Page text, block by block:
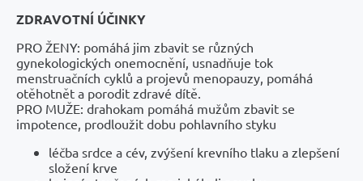
ZDRAVOTNÍ ÚČINKY
PRO ŽENY: pomáhá jim zbavit se různých
gynekologických onemocnění, usnadňuje tok
menstruačních cyklů a projevů menopauzy, pomáhá
otěhotnět a porodit zdravé dítě.
PRO MUŽE: drahokam pomáhá mužům zbavit se
impotence, prodloužit dobu pohlavního styku
léčba srdce a cév, zvýšení krevního tlaku a zlepšení
složení krve